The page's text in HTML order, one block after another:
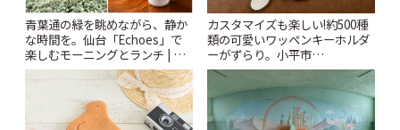
青葉通の緑を眺めながら、静か
な時間を。仙台「Echoes」で
楽しむモーニングとランチ | こ
とりっぷ
カスタマイズも楽しい!約500種
類の可愛いワッペンキーホルダ
ーがずらり。小平市
「Kimamaya T&K」 | ことりっ